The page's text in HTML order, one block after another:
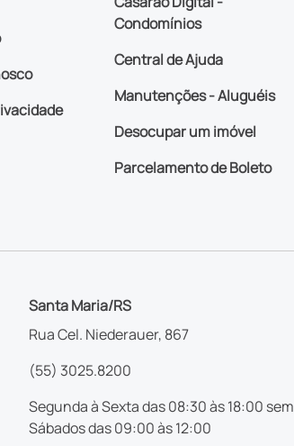
Condomínios
Central de Ajuda
Manutenções - Aluguéis
Desocupar um imóvel
Parcelamento de Boleto
Santa Maria/RS
Rua Cel. Niederauer, 867
(55) 3025.8200
Segunda à Sexta das 08:30 às 18:00
Sábados das 09:00 às 12:00